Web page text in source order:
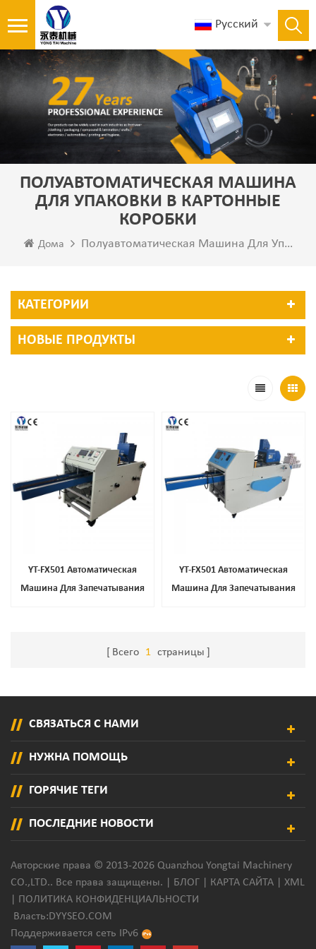
Русский
ПОЛУАВТОМАТИЧЕСКАЯ МАШИНА
ДЛЯ УПАКОВКИ В КАРТОННЫЕ
КОРОБКИ
Дома Полуавтоматическая Машина Для Упаковки В Картонные Коробки
КАТЕГОРИИ
НОВЫЕ ПРОДУКТЫ
YT-FX501 Автоматическая
Машина Для Запечатывания
YT-FX501 Автоматическая
Машина Для Запечатывания
Всего 1 страницы
СВЯЗАТЬСЯ С НАМИ
НУЖНА ПОМОЩЬ
ГОРЯЧИЕ ТЕГИ
ПОСЛЕДНИЕ НОВОСТИ
Авторские права © 2013-2026 Quanzhou Yongtai Machinery
CO.,LTD.. Все права защищены. | БЛОГ КАРТА САЙТА
XML
ПОЛИТИКА КОНФИДЕНЦИАЛЬНОСТИ
Власть:DYYSEO.COM
Поддерживается сеть IPv6